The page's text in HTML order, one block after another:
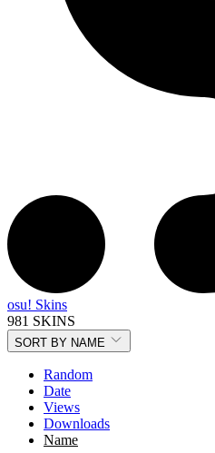
osu! Skins
981 SKINS
SORT BY NAME
Random
Date
Views
Downloads
Name